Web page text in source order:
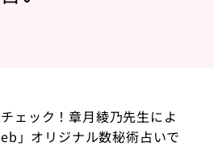
ェック！章月綾乃先生によ
」オリジナル数秘術占いで